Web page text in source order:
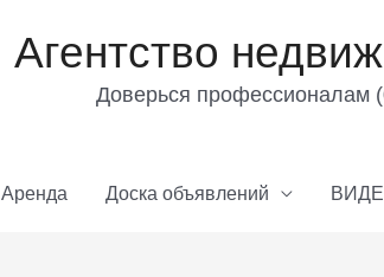
Агентство
Доверься профессионалам
Аренда Доска объявлений